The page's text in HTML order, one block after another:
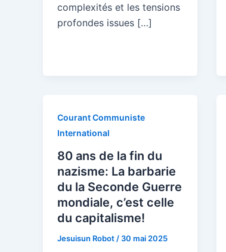
complexités et les tensions
profondes issues […]
Courant Communiste
International
80 ans de la fin du
nazisme: La barbarie
du la Seconde Guerre
mondiale, c’est celle
du capitalisme!
Jesuisun Robot / 30 mai 2025